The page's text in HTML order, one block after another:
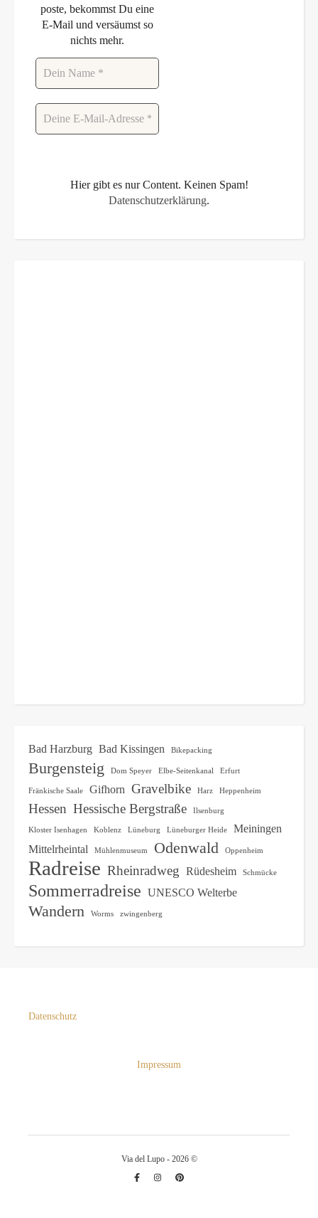
poste, bekommst Du eine
E-Mail und versäumst so
nichts mehr.
Hier gibt es nur Content. Keinen Spam!
Datenschutzerklärung.
Bad Harzburg Bad Kissingen Bikepacking
Burgensteig Dom Speyer Elbe-Seitenkanal Erfurt
Fränkische Saale Gifhorn Gravelbike Harz Heppenheim
Hessen Hessische Bergstraße Ilsenburg
Kloster Isenhagen Koblenz Lüneburg Lüneburger Heide
Meiningen
Mittelrheintal
Mühlenmuseum Odenwald Oppenheim
Radreise Rheinradweg Rüdesheim Schmücke
Sommerradreise UNESCO Welterbe
Wandern Worms zwingenberg
Datenschutz
Impressum
Via del Lupo - 2026 ©